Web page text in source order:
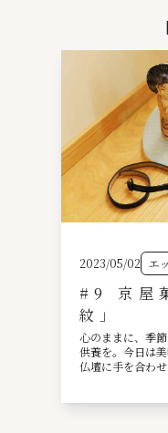
2023/05/02 エ
#9 京屋
紋」
心のままに、季
供養を。今日は
仏壇に手を合わせ